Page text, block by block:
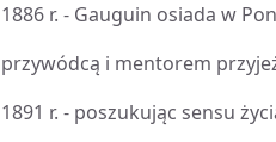
1886 r. - Gauguin osiada w
przywódcą i mentorem
1891 r. - poszukując sensu